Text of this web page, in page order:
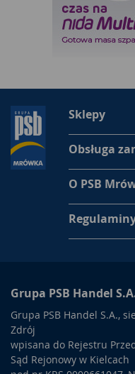
Sklepy
Obsługa
O PSB
Grupa PSB Handel
Grupa PSB Handel S.A.,
Zdrój
wpisana do Rejestru
Sąd Rejonowy w Kielcach